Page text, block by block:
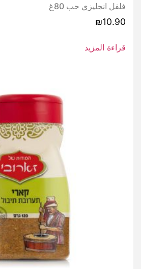
فلفل انجليزي حب 80غ
₪10.90
قراءة المزيد